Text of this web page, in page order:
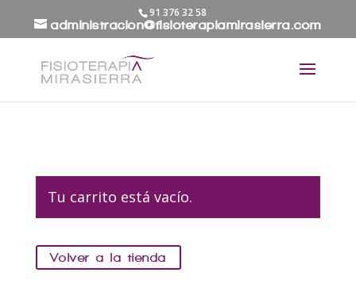
91 376 32 58
administracion@fisioterapiamirasierra.com
Tu carrito está vacío.
Volver a la tienda